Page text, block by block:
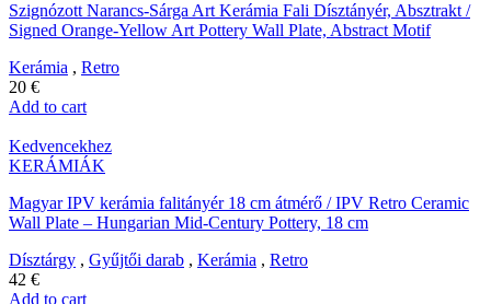
Szignózott Narancs-Sárga Art Kerámia Fali Dísztányér, Absztrakt /
Signed Orange-Yellow Art Pottery Wall Plate, Abstract Motif
Kerámia , Retro
20 €
Add to cart
Kedvencekhez
KERÁMIÁK
Magyar IPV kerámia falitányér 18 cm átmérő / IPV Retro Ceramic
Wall Plate – Hungarian Mid-Century Pottery, 18 cm
Dísztárgy , Gyűjtői darab , Kerámia , Retro
42 €
Add to cart